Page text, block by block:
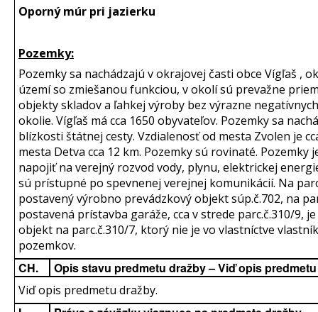
Oporný múr pri jazierku
Pozemky:
Pozemky sa nachádzajú v okrajovej časti obce Vígľaš ,
území so zmiešanou funkciou, v okolí sú prevažne
objekty skladov a ľahkej výroby bez výrazne
okolie. Vígľaš má cca 1650 obyvateľov. Pozemky sa
blízkosti štátnej cesty. Vzdialenosť od mesta Zvolen je
mesta Detva cca 12 km. Pozemky sú rovinaté. Pozemky
napojiť na verejný rozvod vody, plynu, elektrickej
sú prístupné po spevnenej verejnej komunikácií. Na
postavený výrobno prevádzkový objekt súp.č.702, na
postavená prístavba garáže, cca v strede parc.č.310/9,
objekt na parc.č.310/7, ktorý nie je vo vlastníctve
pozemkov.
CH. Opis stavu predmetu dražby – Viď opis
Viď opis predmetu dražby.